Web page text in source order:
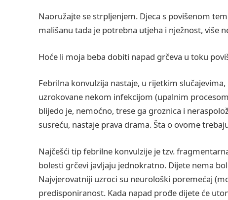
Naoružajte se strpljenjem. Djeca s povišenom
mališanu tada je potrebna utjeha i nježnost, više
Hoće li moja beba dobiti napad grčeva u toku
Febrilna konvulzija nastaje, u rijetkim
uzrokovane nekom infekcijom (upalnim
blijedo je, nemoćno, trese ga groznica i
susreću, nastaje prava drama. Šta o ovome
Najčešći tip febrilne konvulzije je tzv.
bolesti grčevi javljaju jednokratno. Dijete nema
Najvjerovatniji uzroci su neurološki poremećaj
predisponiranost. Kada napad prođe dijete će